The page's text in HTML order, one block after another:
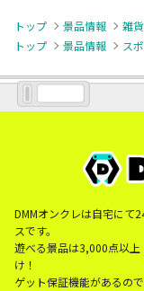
トップ 景品情報 雑貨
トップ
景品情報 ス
DMMオンクレは自宅にて
スです。
遊べる景品は3,000点以
け！
ゲット保証機能があるの